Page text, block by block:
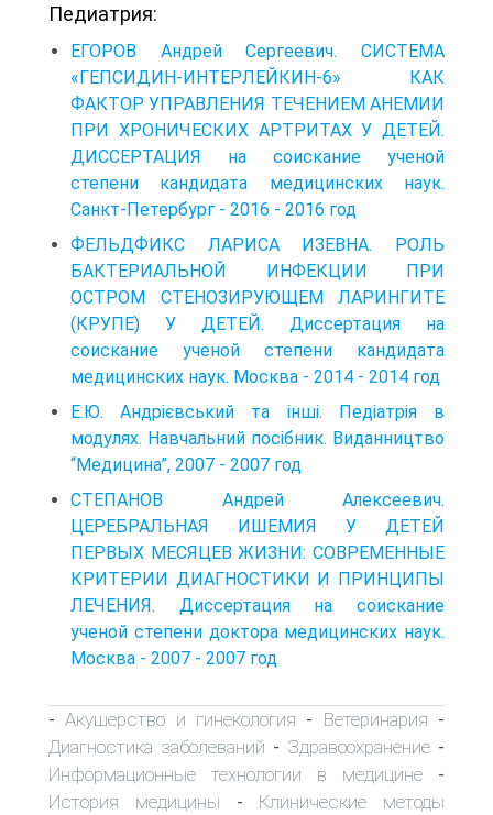
Педиатрия:
ЕГОРОВ Андрей Сергеевич. СИСТЕМА
«ГЕПСИДИН-ИНТЕРЛЕЙКИН-6» КАК
ФАКТОР УПРАВЛЕНИЯ ТЕЧЕНИЕМ АНЕМИИ
ПРИ ХРОНИЧЕСКИХ АРТРИТАХ У ДЕТЕЙ.
ДИССЕРТАЦИЯ на соискание ученой
степени кандидата медицинских наук.
Санкт-Петербург - 2016 - 2016 год
ФЕЛЬДФИКС ЛАРИСА ИЗЕВНА. РОЛЬ
БАКТЕРИАЛЬНОЙ ИНФЕКЦИИ ПРИ
ОСТРОМ СТЕНОЗИРУЮЩЕМ ЛАРИНГИТЕ
(КРУПЕ) У ДЕТЕЙ. Диссертация на
соискание ученой степени кандидата
медицинских наук. Москва - 2014 - 2014 год
Е.Ю. Андрієвський та інші. Педіатрія в
модулях. Навчальний посібник. Виданництво
“Медицина”, 2007 - 2007 год
СТЕПАНОВ Андрей Алексеевич.
ЦЕРЕБРАЛЬНАЯ ИШЕМИЯ У ДЕТЕЙ
ПЕРВЫХ МЕСЯЦЕВ ЖИЗНИ: СОВРЕМЕННЫЕ
КРИТЕРИИ ДИАГНОСТИКИ И ПРИНЦИПЫ
ЛЕЧЕНИЯ. Диссертация на соискание
ученой степени доктора медицинских наук.
Москва - 2007 - 2007 год
-Акушерство и гинекология - Ветеринария -
Диагностика заболеваний - Здравоохранение -
Информационные технологии в медицине -
История медицины - Клинические методы